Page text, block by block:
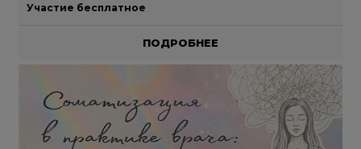
Участие бесплатное
ПОДРОБНЕЕ